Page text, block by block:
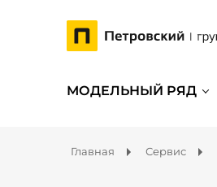
МОДЕЛЬНЫЙ РЯД
Главная Сервис